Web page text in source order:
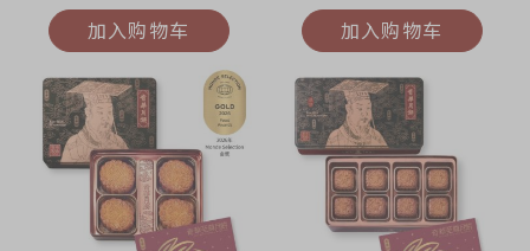
加入购物车 加入购物车